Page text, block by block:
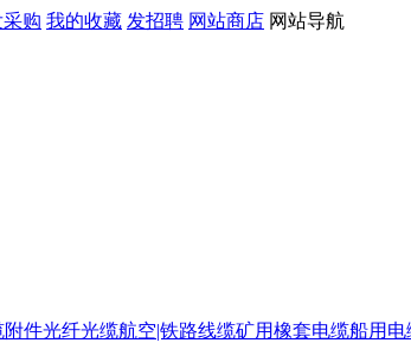
采购 我的收藏 发招聘 网站商店 网站导航
附件光纤光缆航空|铁路线缆矿用橡套电缆船用电